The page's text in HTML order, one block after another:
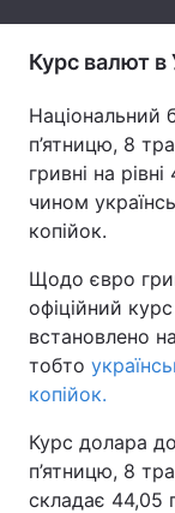
Тема
Курс валют в
Національний
п’ятницю, 8
гривні на
чином
копійок.
Щодо євро
офіційний
встановлено
тобто
копійок.
Курс долара
п’ятницю, 8
складає 44,05